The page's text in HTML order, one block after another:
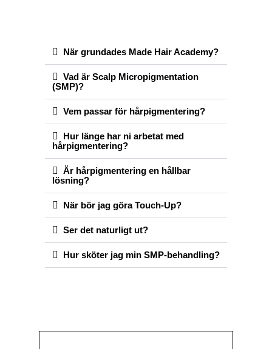
När grundades Made Hair Academy?
Vad är Scalp Micropigmentation
(SMP)?
Vem passar för hårpigmentering?
Hur länge har ni arbetat med
hårpigmentering?
Är hårpigmentering en hållbar
lösning?
När bör jag göra Touch-Up?
Ser det naturligt ut?
Hur sköter jag min SMP-behandling?